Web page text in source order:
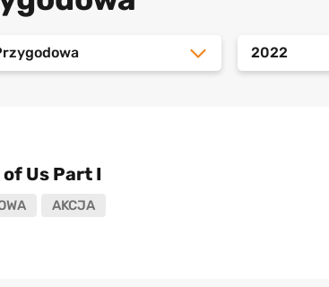
2022
Us Part I
AKCJA